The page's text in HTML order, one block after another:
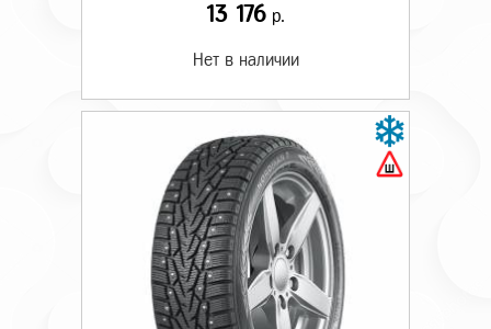
13 176 р.
Нет в наличии